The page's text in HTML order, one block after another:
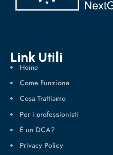
Link Utili
Home
Come Funziona
Cosa Trattiamo
Per i professionisti
È un DCA?
Privacy Policy